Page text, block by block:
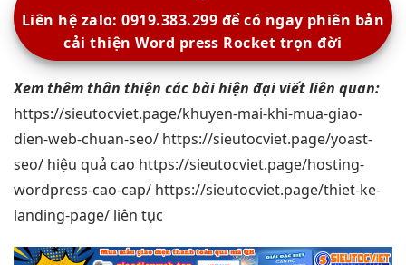
Liên hệ zalo: 0919.383.299 để có ngay phiên bản
cải thiện Word press Rocket trọn đời
Xem thêmthân thiện các bàihiện đạiviết liên quan:
https://sieutocviet.page/khuyen-mai-khi-mua-giao-
dien-web-chuan-seo/ https://sieutocviet.page/yoast-
seo/ hiệu quả cao https://sieutocviet.page/hosting-
wordpress-cao-cap/ https://sieutocviet.page/thiet-ke-
landing-page/ liên tục